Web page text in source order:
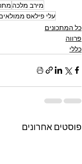
מירב מלכה
עלי פילאס
כל המתכונים
פרווה
כללי
פוסטים אחרונים